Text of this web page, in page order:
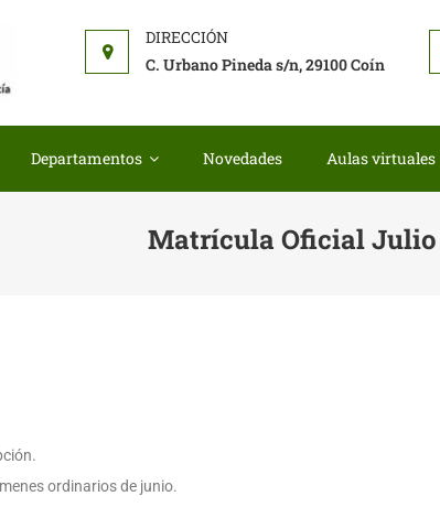
EOI COIN
Escuela oficial de idiomas de Coin
C. Urbano Pineda s/n, 29100 Coín
Departamentos Novedades Aulas virtuales
Matrícula Oficial Julio
ordinarios de junio.